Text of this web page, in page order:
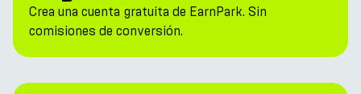
Crea una cuenta gratuita de EarnPark. Sin
comisiones de conversión.